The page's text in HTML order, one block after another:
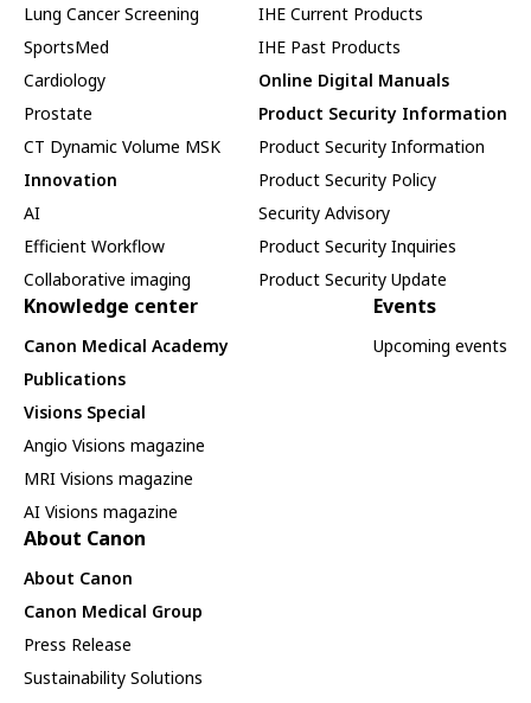
Lung Cancer Screening
SportsMed
Cardiology
Prostate
CT Dynamic Volume MSK
Innovation
AI
Efficient Workflow
Collaborative imaging
IHE Current Products
IHE Past Products
Online Digital Manuals
Product Security Information
Product Security Information
Product Security Policy
Security Advisory
Product Security Inquiries
Product Security Update
Knowledge center
Canon Medical Academy
Publications
Visions Special
Angio Visions magazine
MRI Visions magazine
AI Visions magazine
Events
Upcoming events
About Canon
About Canon
Canon Medical Group
Press Release
Sustainability Solutions